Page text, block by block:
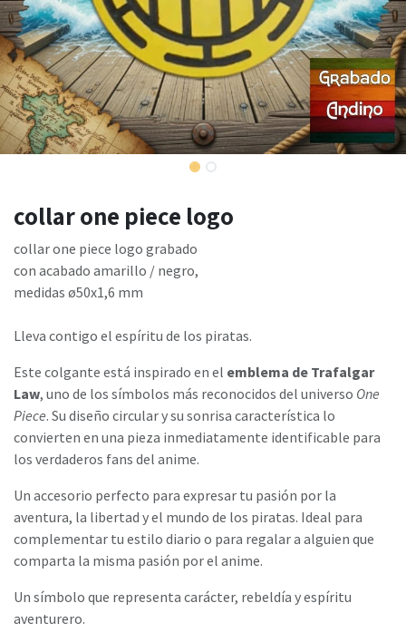
collar one piece logo
collar one piece logo grabado
con acabado amarillo / negro,
medidas ø50x1,6 mm
Lleva contigo el espíritu de los piratas.
Este colgante está inspirado en el emblema de Trafalgar
Law, uno de los símbolos más reconocidos del universo One
Piece. Su diseño circular y su sonrisa característica lo
convierten en una pieza inmediatamente identificable para
los verdaderos fans del anime.
Un accesorio perfecto para expresar tu pasión por la
aventura, la libertad y el mundo de los piratas. Ideal para
complementar tu estilo diario o para regalar a alguien que
comparta la misma pasión por el anime.
Un símbolo que representa carácter, rebeldía y espíritu
aventurero.